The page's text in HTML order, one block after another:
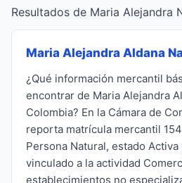
Resultados de Maria Alejandra
Maria Alejandra Aldana
¿Qué información mercantil
encontrar de Maria Alejandra
Colombia? En la Cámara de
reporta matrícula mercantil
Persona Natural, estado
vinculado a la actividad
establecimientos no